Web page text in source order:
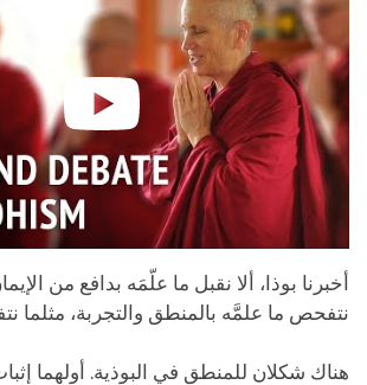
أخبرنا بوذا، ألا نقبل ما علّمَه بدافع من
نتفحص ما علمَّه بالمنطق والتجربة، مثلما
هناك شكلان للمنطق في البوذية. أولهما